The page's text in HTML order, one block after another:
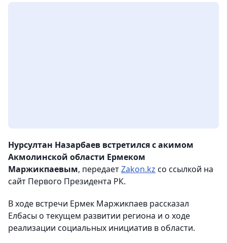
Нурсултан Назарбаев встретился с акимом
Акмолинской области Ермеком
Маржикпаевым, передаетZakon.kz со ссылкой на
сайт Первого Президента РК.
В ходе встречи Ермек Маржикпаев рассказал
Елбасы о текущем развитии региона и о ходе
реализации социальных инициатив в области.